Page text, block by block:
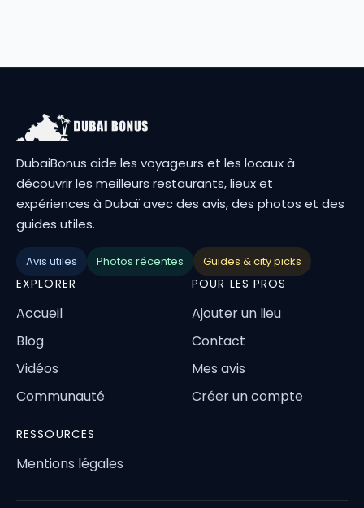
DubaiBonus aide les voyageurs et les locaux à
découvrir les meilleurs restaurants, lieux et
expériences à Dubaï avec des avis, des photos et des
guides utiles.
Avis utiles Photos récentes Guides & city picks
EXPLORER
Accueil
Blog
Vidéos
Communauté
POUR LES PROS
Ajouter un lieu
Contact
Mes avis
Créer un compte
RESSOURCES
Mentions légales